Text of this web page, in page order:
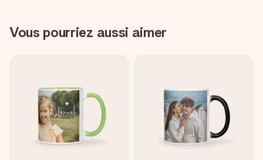
Vous pourriez aussi aimer